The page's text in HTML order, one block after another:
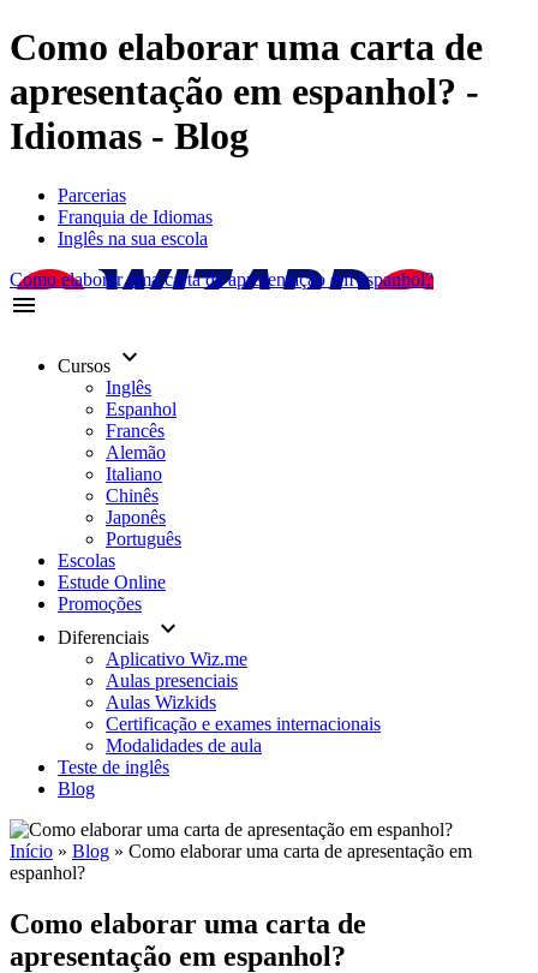
Como elaborar uma carta de
apresentação em espanhol? -
Idiomas - Blog
Parcerias
Franquia de Idiomas
Inglês na sua escola
Como elaborar uma carta de apresentação em espanhol?
menu
Cursos keyboard_arrow_down
Inglês
Espanhol
Francês
Alemão
Italiano
Chinês
Japonês
Português
Escolas
Estude Online
Promoções
Diferenciais keyboard_arrow_down
Aplicativo Wiz.me
Aulas presenciais
Aulas Wizkids
Certificação e exames internacionais
Modalidades de aula
Teste de inglês
Blog
Início » Blog » Como elaborar uma carta de apresentação em
espanhol?
Como elaborar uma carta de
apresentação em espanhol?